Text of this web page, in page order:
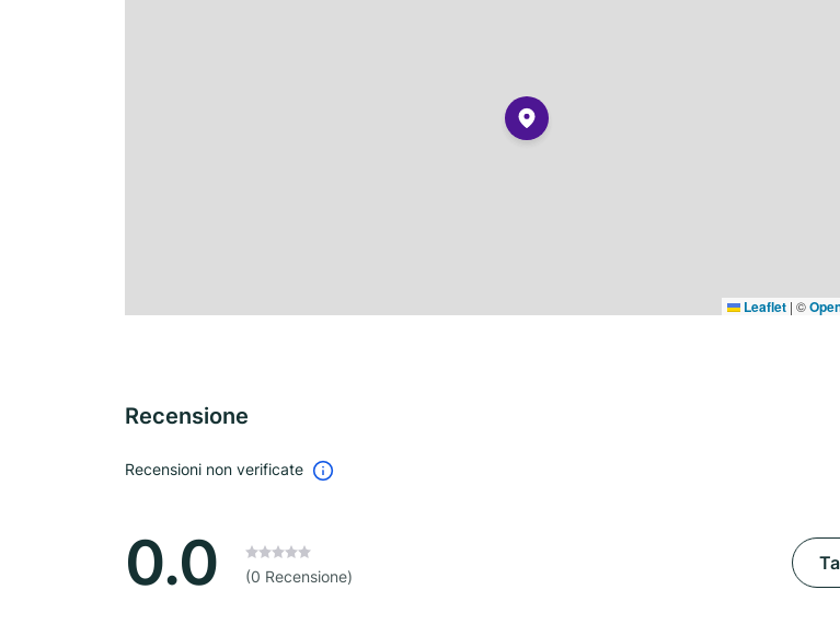
Leaflet | ©
Recensione
Recensioni non verificate
0.0 (0 Recensione)